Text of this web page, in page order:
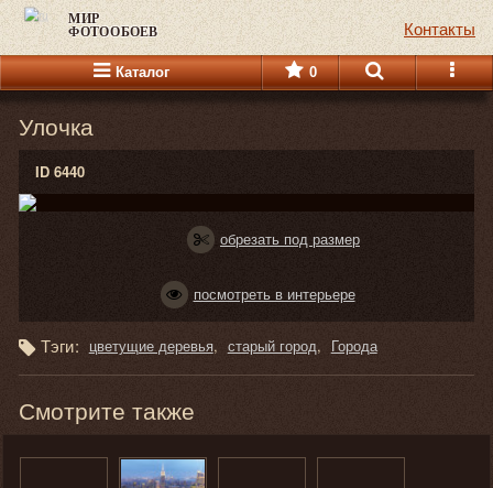
МИР
ФОТООБОЕВ Контакты
Каталог 0
Улочка
ID 6440
обрезать под размер
посмотреть в интерьере
Тэги: цветущие деревья старый город Города
Смотрите также